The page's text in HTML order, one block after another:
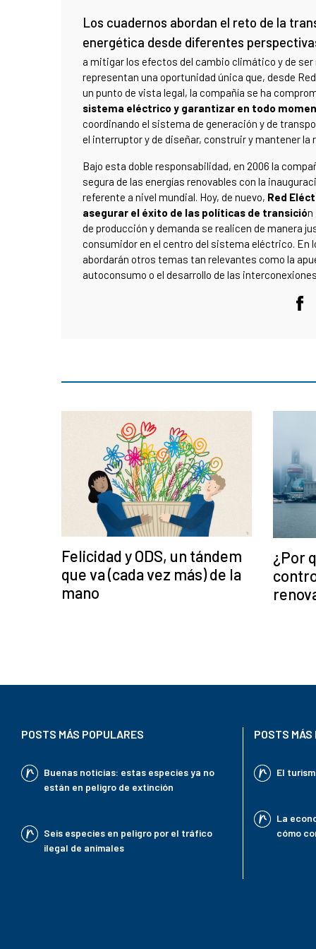
Los cuadernos abordan el reto de la
energética desde diferentes
a mitigar los efectos del cambio climático y de
representan una oportunidad única que, desde
un punto de vista legal, la compañía se ha
sistema eléctrico y garantizar en todo
coordinando el sistema de generación y de
el interruptor y de diseñar, construir y mantener la
Bajo esta doble responsabilidad, en 2006 la
segura de las energías renovables con la
referente a nivel mundial. Hoy, de nuevo, Red
asegurar el éxito de las políticas de transición
de producción y demanda se realicen de manera
consumidor en el centro del sistema eléctrico.
abordarán otros temas tan relevantes como la
autoconsumo o el desarrollo de las
Felicidad y ODS, un tándem
que va (cada vez más) de la
mano
¿Por
POSTS MÁS POPULARES
Buenas noticias: estas especies ya no
están en peligro de extinción
Seis especies en peligro por el tráfico
ilegal de animales
POSTS MÁS
El
La
cómo